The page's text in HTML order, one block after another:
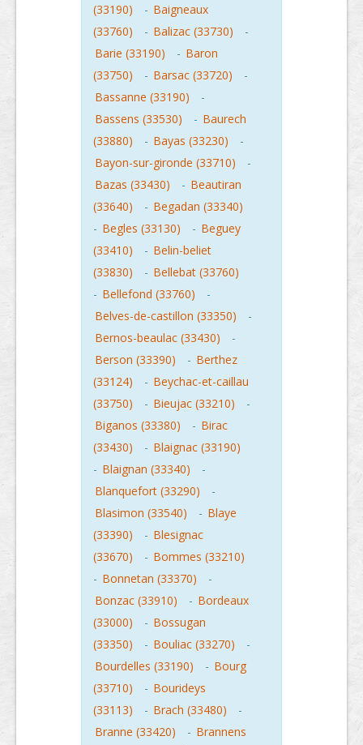
(33190)
- Baigneaux
(33760)
- Balizac (33730)
-
Barie (33190)
- Baron
(33750)
- Barsac (33720)
-
Bassanne (33190)
-
Bassens (33530)
- Baurech
(33880)
- Bayas (33230)
-
Bayon-sur-gironde (33710)
-
Bazas (33430)
- Beautiran
(33640)
- Begadan (33340)
- Begles (33130) - Beguey
(33410)
- Belin-beliet
(33830)
- Bellebat (33760)
- Bellefond (33760)
-
Belves-de-castillon (33350)
-
Bernos-beaulac (33430)
-
Berson (33390)
- Berthez
(33124)
- Beychac-et-caillau
(33750)
- Bieujac (33210)
-
Biganos (33380)
- Birac
(33430)
- Blaignac (33190)
- Blaignan (33340)
-
Blanquefort (33290)
-
Blasimon (33540)
- Blaye
(33390)
- Blesignac
(33670)
- Bommes (33210)
- Bonnetan (33370)
-
Bonzac (33910)
- Bordeaux
(33000)
- Bossugan
(33350)
- Bouliac (33270)
-
Bourdelles (33190)
- Bourg
(33710)
- Bourideys
(33113)
- Brach (33480)
-
Branne (33420)
- Brannens